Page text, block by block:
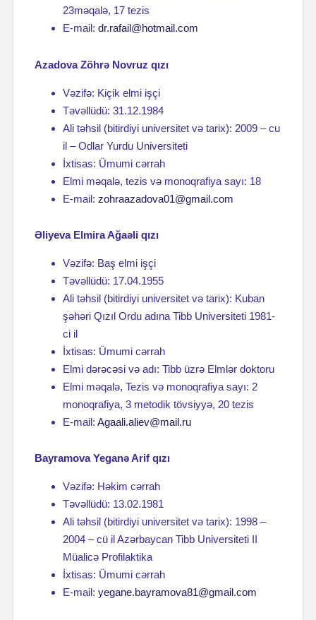
23məqalə, 17 tezis
E-mail: dr.rafail@hotmail.com
Azadova Zöhrə Novruz qızı
Vəzifə: Kiçik elmi işçi
Təvəllüdü: 31.12.1984
Ali təhsil (bitirdiyi universitet və tarix): 2009 – cu
il – Odlar Yurdu Universiteti
İxtisas: Ümumi cərrah
Elmi məqalə, tezis və monoqrafiya sayı: 18
E-mail: zohraazadova01@gmail.com
Əliyeva Elmira Ağaəli qızı
Vəzifə: Baş elmi işçi
Təvəllüdü: 17.04.1955
Ali təhsil (bitirdiyi universitet və tarix): Kuban
şəhəri Qızıl Ordu adına Tibb Universiteti 1981-
ci il
İxtisas: Ümumi cərrah
Elmi dərəcəsi və adı: Tibb üzrə Elmlər doktoru
Elmi məqalə, Tezis və monoqrafiya sayı: 2
monoqrafiya, 3 metodik tövsiyyə, 20 tezis
E-mail: Agaali.aliev@mail.ru
Bayramova Yeganə Arif qızı
Vəzifə: Həkim cərrah
Təvəllüdü: 13.02.1981
Ali təhsil (bitirdiyi universitet və tarix): 1998 –
2004 – cü il Azərbaycan Tibb Universiteti II
Müalicə Profilaktika
İxtisas: Ümumi cərrah
E-mail: yegane.bayramova81@gmail.com